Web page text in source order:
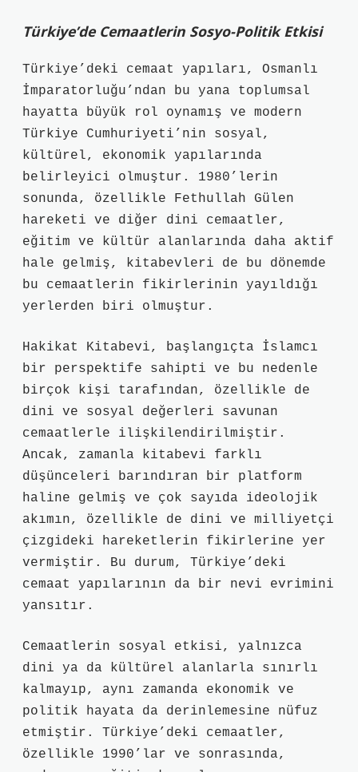
Türkiye’de Cemaatlerin Sosyo-Politik Etkisi
Türkiye’deki cemaat yapıları, Osmanlı
İmparatorluğu’ndan bu yana toplumsal
hayatta büyük rol oynamış ve modern
Türkiye Cumhuriyeti’nin sosyal,
kültürel, ekonomik yapılarında
belirleyici olmuştur. 1980’lerin
sonunda, özellikle Fethullah Gülen
hareketi ve diğer dini cemaatler,
eğitim ve kültür alanlarında daha aktif
hale gelmiş, kitabevleri de bu dönemde
bu cemaatlerin fikirlerinin yayıldığı
yerlerden biri olmuştur.
Hakikat Kitabevi, başlangıçta İslamcı
bir perspektife sahipti ve bu nedenle
birçok kişi tarafından, özellikle de
dini ve sosyal değerleri savunan
cemaatlerle ilişkilendirilmiştir.
Ancak, zamanla kitabevi farklı
düşünceleri barındıran bir platform
haline gelmiş ve çok sayıda ideolojik
akımın, özellikle de dini ve milliyetçi
çizgideki hareketlerin fikirlerine yer
vermiştir. Bu durum, Türkiye’deki
cemaat yapılarının da bir nevi evrimini
yansıtır.
Cemaatlerin sosyal etkisi, yalnızca
dini ya da kültürel alanlarla sınırlı
kalmayıp, aynı zamanda ekonomik ve
politik hayata da derinlemesine nüfuz
etmiştir. Türkiye’deki cemaatler,
özellikle 1990’lar ve sonrasında,